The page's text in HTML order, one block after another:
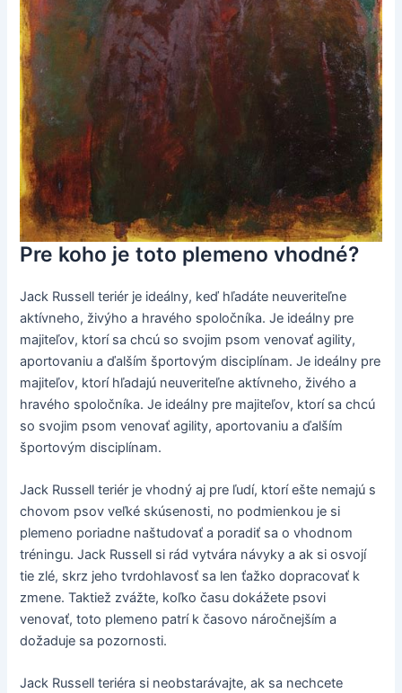
Pre koho je toto plemeno vhodné?
Jack Russell teriér je ideálny, keď hľadáte neuveriteľne
aktívneho, živýho a hravého spoločníka. Je ideálny pre
majiteľov, ktorí sa chcú so svojim psom venovať agility,
aportovaniu a ďalším športovým disciplínam. Je ideálny pre
majiteľov, ktorí hľadajú neuveriteľne aktívneho, živého a
hravého spoločníka. Je ideálny pre majiteľov, ktorí sa chcú
so svojim psom venovať agility, aportovaniu a ďalším
športovým disciplínam.
Jack Russell teriér je vhodný aj pre ľudí, ktorí ešte nemajú s
chovom psov veľké skúsenosti, no podmienkou je si
plemeno poriadne naštudovať a poradiť sa o vhodnom
tréningu. Jack Russell si rád vytvára návyky a ak si osvojí
tie zlé, skrz jeho tvrdohlavosť sa len ťažko dopracovať k
zmene. Taktiež zvážte, koľko času dokážete psovi
venovať, toto plemeno patrí k časovo náročnejším a
dožaduje sa pozornosti.
Jack Russell teriéra si neobstarávajte, ak sa nechcete